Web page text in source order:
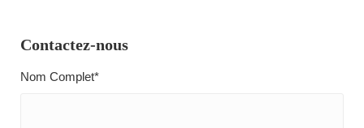
Contactez-nous
Nom Complet*